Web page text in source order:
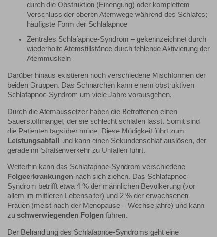
durch die Obstruktion (Einengung) oder komplettem
Verschluss der oberen Atemwege während des Schlafes;
häufigste Form der Schlafapnoe
Zentrales Schlafapnoe-Syndrom – gekennzeichnet durch
wiederholte Atemstillstände durch fehlende Aktivierung der
Atemmuskeln
Darüber hinaus existieren noch verschiedene Mischformen der
beiden Gruppen. Das Schnarchen kann einem obstruktiven
Schlafapnoe-Syndrom um viele Jahre vorausgehen.
Durch die Atemaussetzer haben die Betroffenen einen
Sauerstoffmangel, der sie schlecht schlafen lässt. Somit sind
die Patienten tagsüber müde. Diese Müdigkeit führt zum
Leistungsabfall und kann einen Sekundenschlaf auslösen, der
gerade im Straßenverkehr zu Unfällen führt.
Weiterhin kann das Schlafapnoe-Syndrom verschiedene
Folgeerkrankungen nach sich ziehen. Das Schlafapnoe-
Syndrom betrifft etwa 4 % der männlichen Bevölkerung (vor
allem im mittleren Lebensalter) und 2 % der erwachsenen
Frauen (meist nach der Menopause – Wechseljahre) und kann
zu schwerwiegenden Folgen führen.
Der Behandlung des Schlafapnoe-Syndroms geht eine